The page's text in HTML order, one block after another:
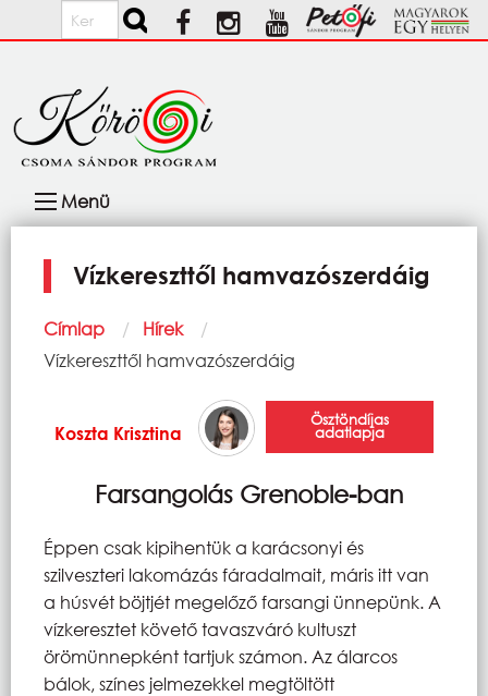
Ugrás a tartalomra
Keresés
navigáció
Menü
Vízkereszttől hamvazószerdáig
Morzsa
Címlap
Hírek
Current:
Vízkereszttől hamvazószerdáig
Koszta Krisztina
Ösztöndíjas
adatlapja
Farsangolás Grenoble-ban
Éppen csak kipihentük a karácsonyi és
szilveszteri lakomázás fáradalmait, máris itt van
a húsvét böjtjét megelőző farsangi ünnepünk. A
vízkeresztet követő tavaszváró kultuszt
örömünnepként tartjuk számon. Az álarcos
bálok, színes jelmezekkel megtöltött